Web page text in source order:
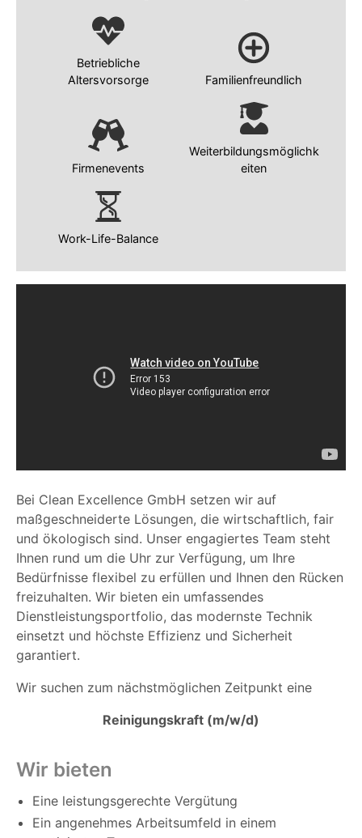
Bei Clean Excellence GmbH setzen wir auf
maßgeschneiderte Lösungen, die wirtschaftlich, fair
und ökologisch sind. Unser engagiertes Team steht
Ihnen rund um die Uhr zur Verfügung, um Ihre
Bedürfnisse flexibel zu erfüllen und Ihnen den Rücken
freizuhalten. Wir bieten ein umfassendes
Dienstleistungsportfolio, das modernste Technik
einsetzt und höchste Effizienz und Sicherheit
garantiert.
Wir suchen zum nächstmöglichen Zeitpunkt eine
Reinigungskraft (m/w/d)
Wir bieten
Eine leistungsgerechte Vergütung
Ein angenehmes Arbeitsumfeld in einem
Betriebliche
Altersvorsorge
Familienfreundlich
Firmenevents
Weiterbildungsmöglichk
eiten
Work-Life-Balance